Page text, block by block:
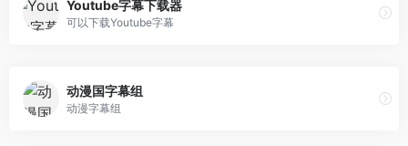
Youtube字幕下载器
可以下载Youtube字幕
动漫国字幕组
动漫字幕组